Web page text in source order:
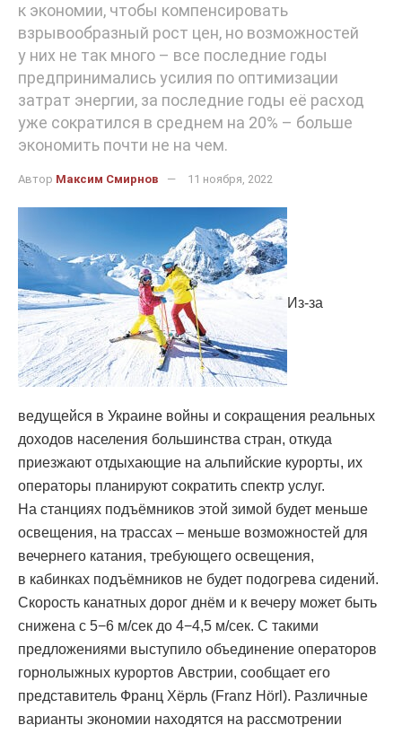
к экономии, чтобы компенсировать
взрывообразный рост цен, но возможностей
у них не так много – все последние годы
предпринимались усилия по оптимизации
затрат энергии, за последние годы её расход
уже сократился в среднем на 20% – больше
экономить почти не на чем.
Автор Максим Смирнов 11 ноября, 2022
Из-за
ведущейся в Украине войны и сокращения реальных
доходов населения большинства стран, откуда
приезжают отдыхающие на альпийские курорты, их
операторы планируют сократить спектр услуг.
На станциях подъёмников этой зимой будет меньше
освещения, на трассах – меньше возможностей для
вечернего катания, требующего освещения,
в кабинках подъёмников не будет подогрева сидений.
Скорость канатных дорог днём и к вечеру может быть
снижена с 5−6 м/сек до 4−4,5 м/сек. С такими
предложениями выступило объединение операторов
горнолыжных курортов Австрии, сообщает его
представитель Франц Хёрль (Franz Hörl). Различные
варианты экономии находятся на рассмотрении